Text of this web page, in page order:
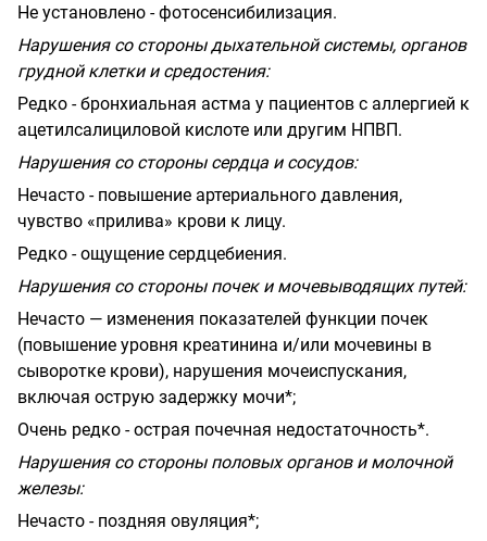
Не установлено - фотосенсибилизация.
Нарушения со стороны дыхательной системы, органов
грудной клетки и средостения:
Редко - бронхиальная астма у пациентов с аллергией к
ацетилсалициловой кислоте или другим НПВП.
Нарушения со стороны сердца и сосудов:
Нечасто - повышение артериального давления,
чувство «прилива» крови к лицу.
Редко - ощущение сердцебиения.
Нарушения со стороны почек и мочевыводящих путей:
Нечасто — изменения показателей функции почек
(повышение уровня креатинина и/или мочевины в
сыворотке крови), нарушения мочеиспускания,
включая острую задержку мочи*;
Очень редко - острая почечная недостаточность*.
Нарушения со стороны половых органов и молочной
железы:
Нечасто - поздняя овуляция*;